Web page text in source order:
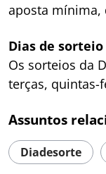
aposta mínima,
Dias de sorteio
Os sorteios da
terças, quintas-
Assuntos
Diadesorte